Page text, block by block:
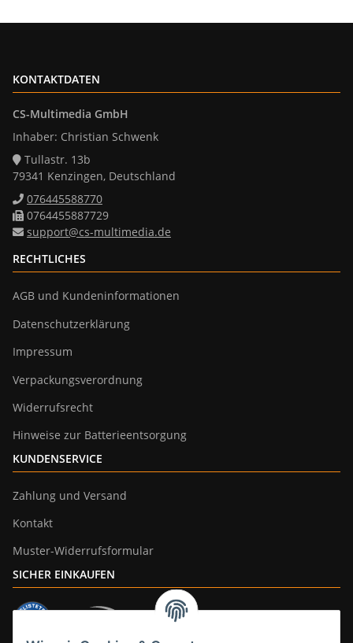
KONTAKTDATEN
CS-Multimedia GmbH
Inhaber: Christian Schwenk
Tullastr. 13b
79341 Kenzingen, Deutschland
076445588770
0764455887729
support@cs-multimedia.de
RECHTLICHES
AGB und Kundeninformationen
Datenschutzerklärung
Impressum
Verpackungsverordnung
Widerrufsrecht
Hinweise zur Batterieentsorgung
KUNDENSERVICE
Zahlung und Versand
Kontakt
Muster-Widerrufsformular
SICHER EINKAUFEN